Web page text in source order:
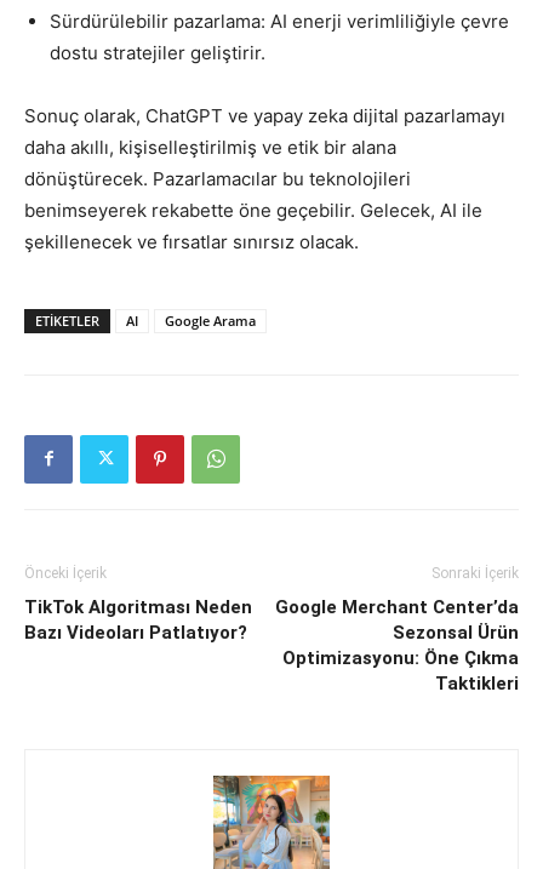
Sürdürülebilir pazarlama: AI enerji verimliliğiyle çevre
dostu stratejiler geliştirir.
Sonuç olarak, ChatGPT ve yapay zeka dijital pazarlamayı
daha akıllı, kişiselleştirilmiş ve etik bir alana
dönüştürecek. Pazarlamacılar bu teknolojileri
benimseyerek rekabette öne geçebilir. Gelecek, AI ile
şekillenecek ve fırsatlar sınırsız olacak.
ETIKETLER AI Google Arama
Önceki İçerik
TikTok Algoritması Neden
Bazı Videoları Patlatıyor?
Sonraki İçerik
Google Merchant Center’da
Sezonsal Ürün
Optimizasyonu: Öne Çıkma
Taktikleri